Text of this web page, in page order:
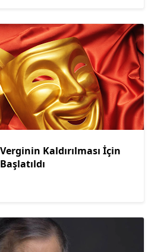
Kaldırılması İçin